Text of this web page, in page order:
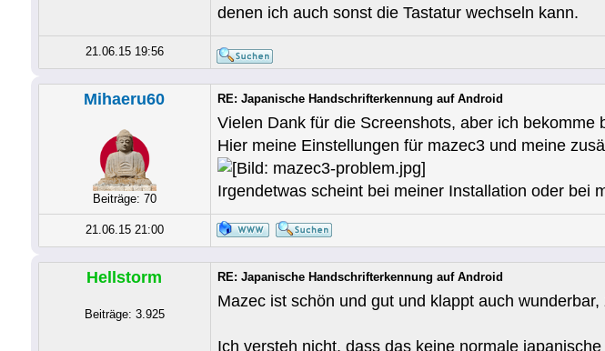
denen ich auch sonst die Tastatur wechseln kann.
21.06.15 19:56
Mihaeru60
Beiträge: 70
RE: Japanische Handschrifterkennung auf Android
Vielen Dank für die Screenshots, aber ich
Hier meine Einstellungen für mazec3 und meine
Irgendetwas scheint bei meiner Installation oder bei
21.06.15 21:00
Hellstorm
Beiträge: 3.925
RE: Japanische Handschrifterkennung auf Android
Mazec ist schön und gut und klappt auch
Ich versteh nicht, dass das keine normale